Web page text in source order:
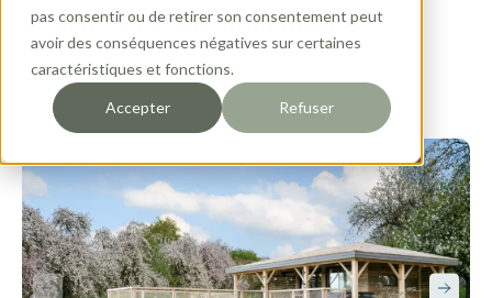
pas consentir ou de retirer son consentement peut
avoir des conséquences négatives sur certaines
caractéristiques et fonctions.
Accepter Refuser
96 000€ TTC livraison incluse
Chalet de charme pour 2 personnes
Obtenir un devis